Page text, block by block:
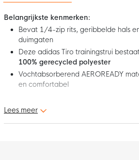
Belangrijkste kenmerken:
Bevat 1/4-zip rits, geribbelde hals
duimgaten
Deze adidas Tiro trainingstrui
100% gerecycled polyester
Vochtabsorberend AEROREADY
en comfortabel
Dit is de nieuwe adidas Tiro 24
Lees meer